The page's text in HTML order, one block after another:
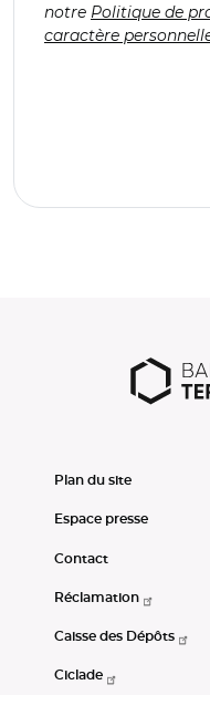
notre Politique de
caractère
Plan du site
Espace presse
Contact
Réclamation
Caisse des Dépôts
Ciclade